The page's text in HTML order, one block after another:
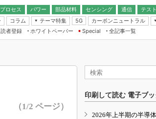
プロセス パワー 部品材料 センシング
通信
無線
テス
コラム
テーマ特集
5G カーボンニュートラル
IoT・エッジコンピューティング
EXPO
TECHNO-FRONTIER
人とくるま展
読者登録 ホワイトペーパー
Special
全記事一覧
（1/2 ページ）
印刷して読む 電子ブ
2026年上半期の半導